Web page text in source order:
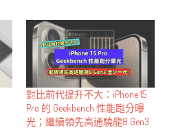
對比前代提升不大：iPhone 15
Pro 的 Geekbench 性能跑分曝
光；繼續領先高通驍龍8 Gen3